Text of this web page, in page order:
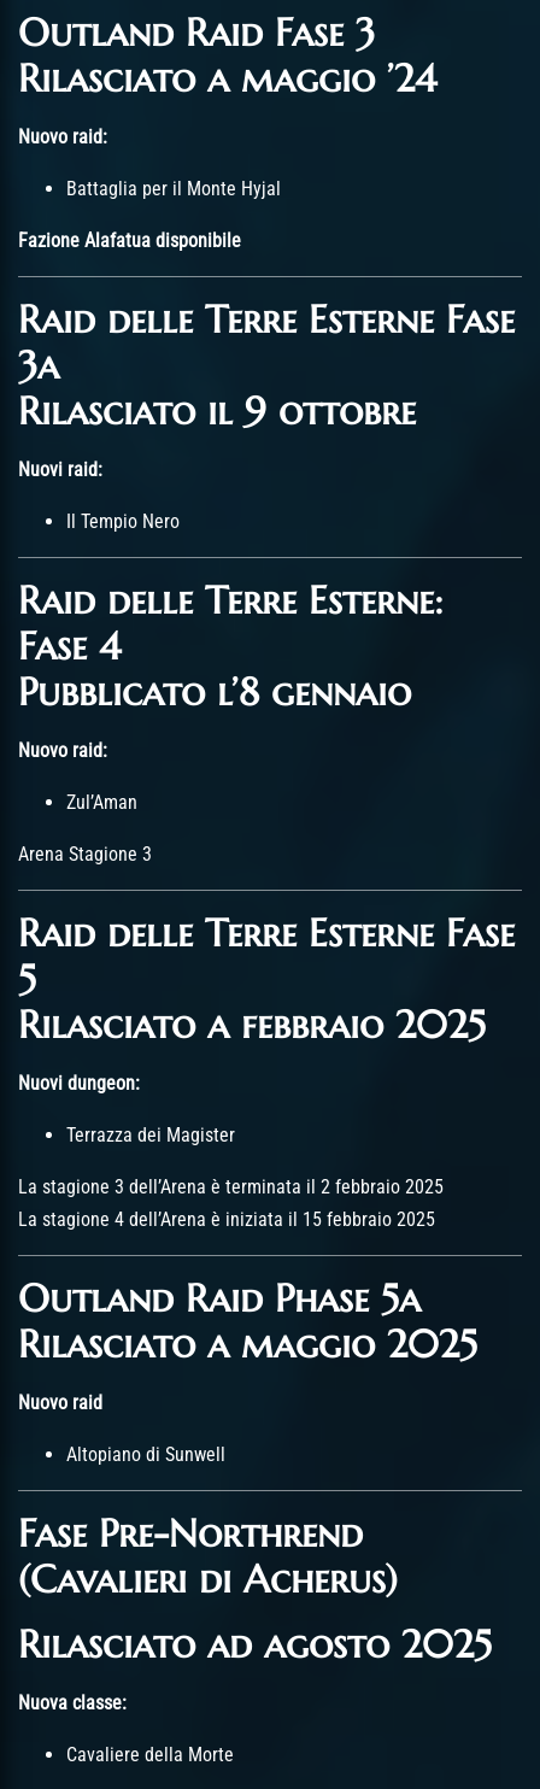
Outland Raid Fase 3
Rilasciato a maggio ’24
Nuovo raid:
Battaglia per il Monte Hyjal
Fazione Alafatua disponibile
Raid delle Terre Esterne Fase
3a
Rilasciato il 9 ottobre
Nuovi raid:
Il Tempio Nero
Raid delle Terre Esterne:
Fase 4
Pubblicato l’8 gennaio
Nuovo raid:
Zul’Aman
Arena Stagione 3
Raid delle Terre Esterne Fase
5
Rilasciato a febbraio 2025
Nuovi dungeon:
Terrazza dei Magister
La stagione 3 dell’Arena è terminata il 2 febbraio 2025
La stagione 4 dell’Arena è iniziata il 15 febbraio 2025
Outland Raid Phase 5a
Rilasciato a maggio 2025
Nuovo raid
Altopiano di Sunwell
Fase Pre-Northrend
(Cavalieri di Acherus)
Rilasciato ad agosto 2025
Nuova classe:
Cavaliere della Morte